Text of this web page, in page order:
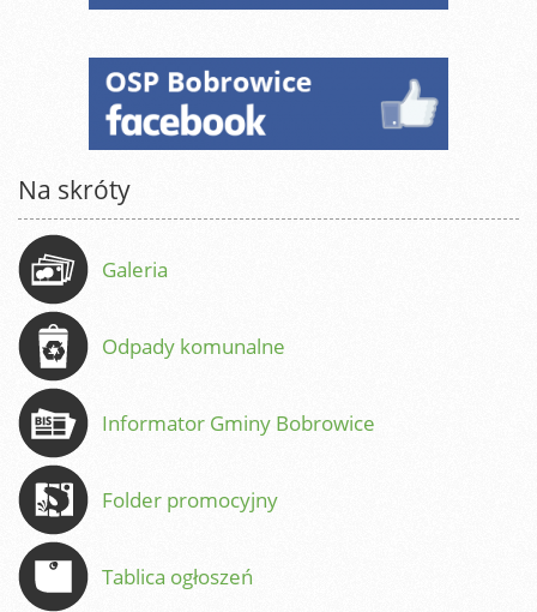
Na skróty
Galeria
Odpady komunalne
Informator Gminy Bobrowice
Folder promocyjny
Tablica ogłoszeń